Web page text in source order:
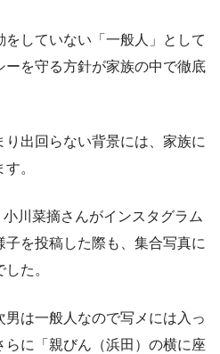
していない「一般人」として
を守る方針が家族の中で徹底
り出回らない背景には、家族に
。
川菜摘さんがインスタグラム
を投稿した際も、集合写真に
た。
男は一般人なので写メには入っ
に「親びん（浜田）の横に座